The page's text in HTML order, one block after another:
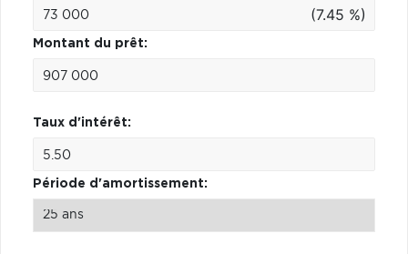
(7.45 %)
Montant du prêt:
Taux d'intérêt:
Période d'amortissement: